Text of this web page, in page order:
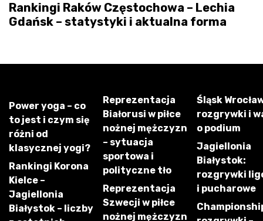
Rankingi Raków Częstochowa – Lechia
Gdańsk – statystyki i aktualna forma
Power yoga – co
to jest i czym się
różni od
klasycznej yogi?
Rankingi Korona
Kielce –
Jagiellonia
Białystok – liczby
Reprezentacja
Białorusi w piłce
nożnej mężczyzn
– sytuacja
sportowa i
polityczne tło
Reprezentacja
Szwecji w piłce
nożnej mężczyzn
Śląsk
rozgrywki i
o podium
Jagiellonia
Białystok:
rozgrywki
i pucharowe